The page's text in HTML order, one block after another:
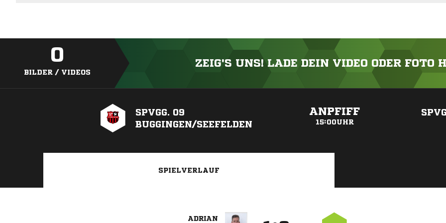
0
BILDER / VIDEOS
ZEIG'S UNS! LADE DEIN VIDEO ODER FOTO
SPVGG. 09
BUGGINGEN/SEEFELDEN
ANPFIFF
15:00UHR
SPIELVERLAUF
